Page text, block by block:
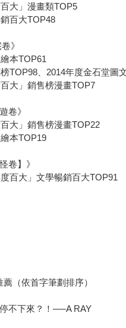
大」漫畫類TOP5
百大TOP48
》
本TOP61
TOP98、2014年度金石堂圖
大」銷售榜漫畫TOP7
卷》
大」銷售榜漫畫TOP22
本TOP19
卷】》
百大」文學暢銷百大TOP91
（依首字筆劃排序）
不下來？！──A RAY